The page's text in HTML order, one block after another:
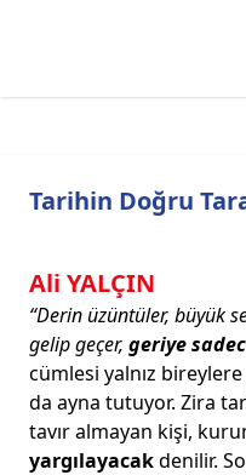
Tarihin Doğru
Ali YALÇIN
“Derin üzüntüler, büyük
gelip geçer, geriye
cümlesi yalnız
da ayna tutuyor. Zira
tavır almayan kişi,
yargılayacakdenilir.